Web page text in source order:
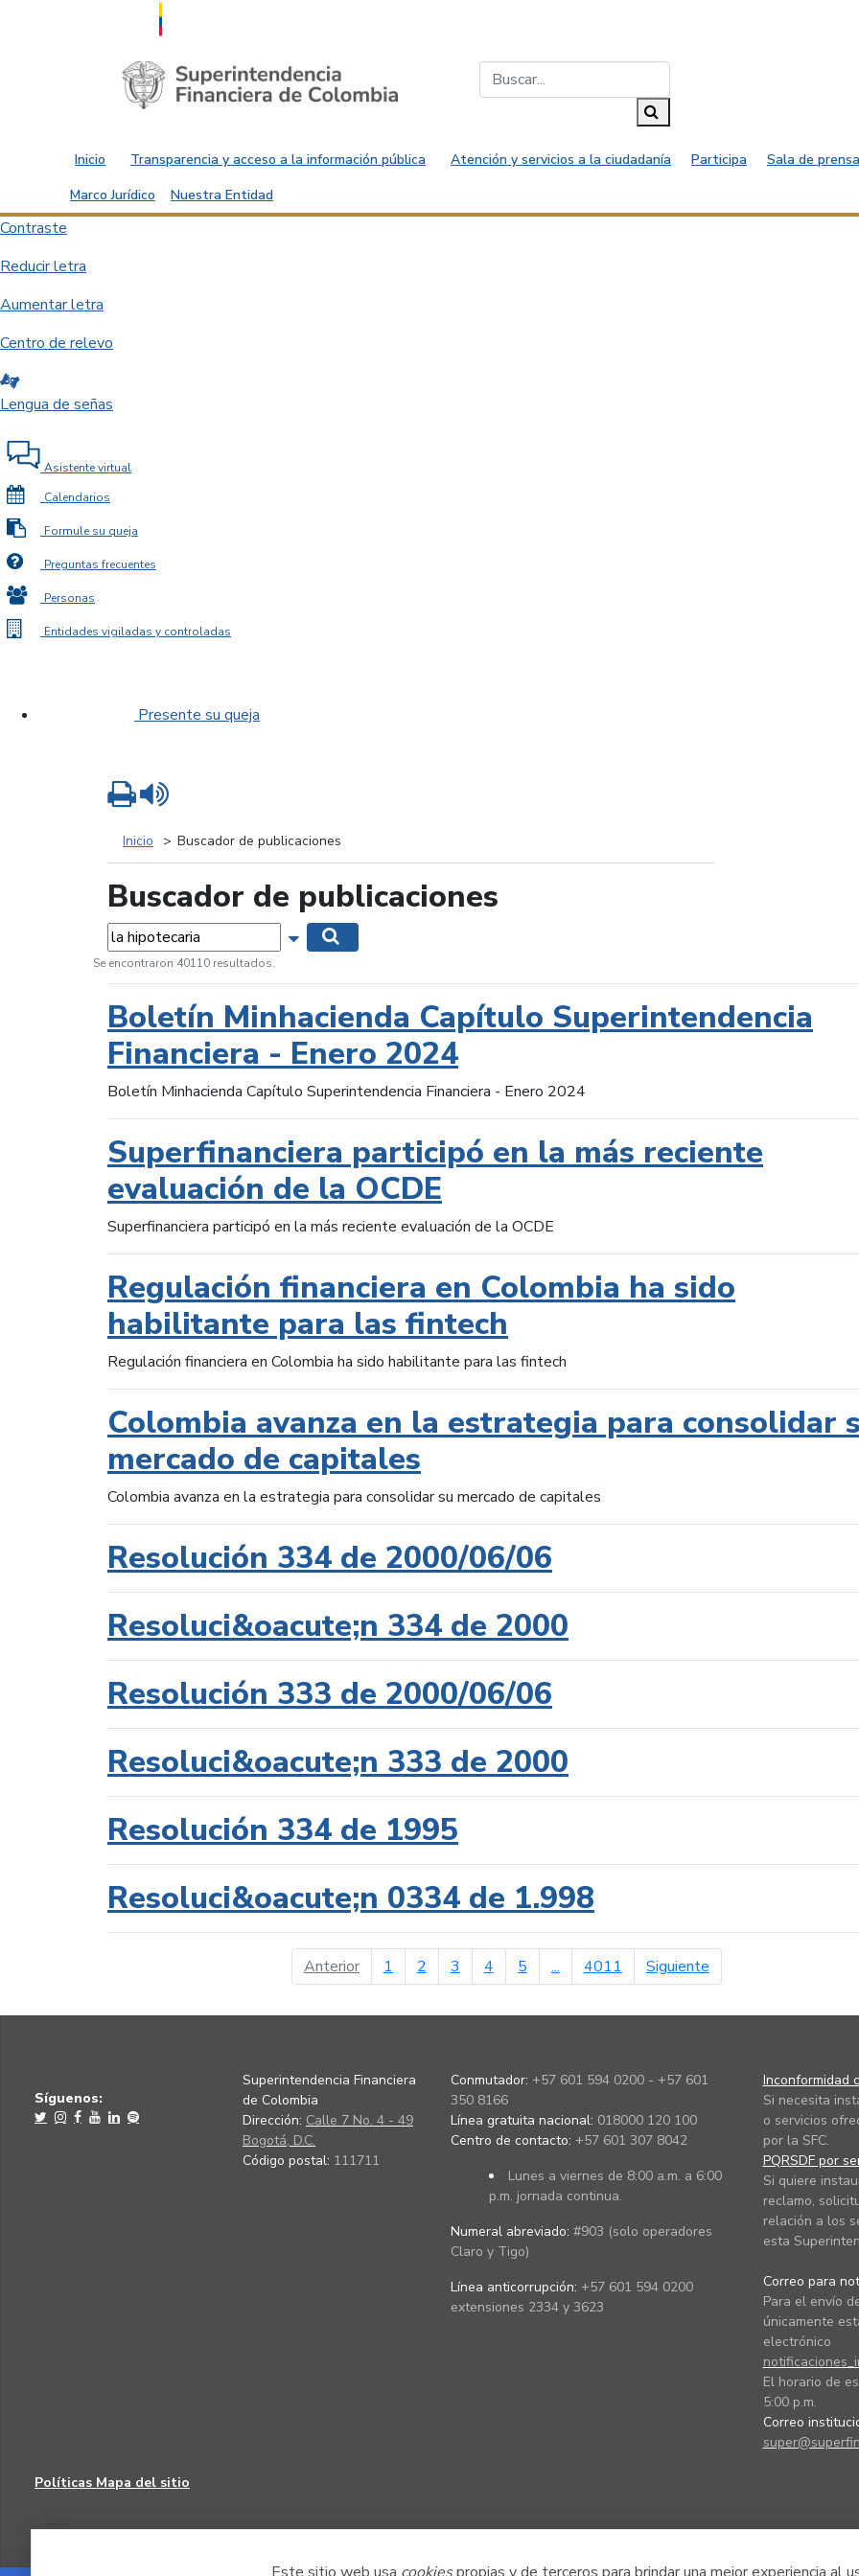
Saltar al contenido principal
Inicio Transparencia y acceso a la información pública Atención y servicios a la ciudadanía Participa
Sala de
Marco Jurídico
Nuestra Entidad
Contraste
Reducir letra
Aumentar letra
Centro de relevo
Lengua de señas
Asistente virtual
Calendarios
Formule su queja
Preguntas frecuentes
Personas
Entidades vigiladas y controladas
Presente su queja
Inicio Buscador de publicaciones
Buscador de publicaciones
Palabras... Mostrar opciones de búsqueda
Se encontraron 40110 resultados.
Boletín Minhacienda Capítulo Superintendencia
Financiera - Enero 2024
Boletín Minhacienda Capítulo Superintendencia Financiera - Enero 2024
Superfinanciera participó en la más reciente
evaluación de la OCDE
Superfinanciera participó en la más reciente evaluación de la OCDE
Regulación financiera en Colombia ha sido
habilitante para las fintech
Regulación financiera en Colombia ha sido habilitante para las fintech
Colombia avanza en la estrategia para consolidar
mercado de capitales
Colombia avanza en la estrategia para consolidar su mercado de capitales
Resolución 334 de 2000/06/06
Resoluci&oacute;n 334 de 2000
Resolución 333 de 2000/06/06
Resoluci&oacute;n 333 de 2000
Resolución 334 de 1995
Resoluci&oacute;n 0334 de 1.998
Anteriorpágina anterior
1 2 3 4 5 ... 4011 Siguientepágina siguiente
Imprimir
Síguenos:
Superintendencia Financiera
de Colombia
Dirección: Calle 7 No. 4 - 49
Bogotá, D.C.
Código postal: 111711
Conmutador: +57 601 594 0200 - +57 601
350 8166
Línea gratuita nacional: 018000 120 100
Centro de contacto: +57 601 307 8042
Lunes a viernes de 8:00 a.m. a 6:00
p.m. jornada continua.
Numeral abreviado: #903 (solo operadores
Claro y Tigo)
Línea anticorrupción: +57 601 594 0200
extensiones 2334 y 3623
Inconformidad
Si necesita
o servicios
por la SFC.
PQRSDF por
Si quiere
reclamo,
relación a los
esta
Correo para
Para el envío
únicamente
electrónico
El horario de
5:00 p.m.
Correo
Políticas Mapa del sitio